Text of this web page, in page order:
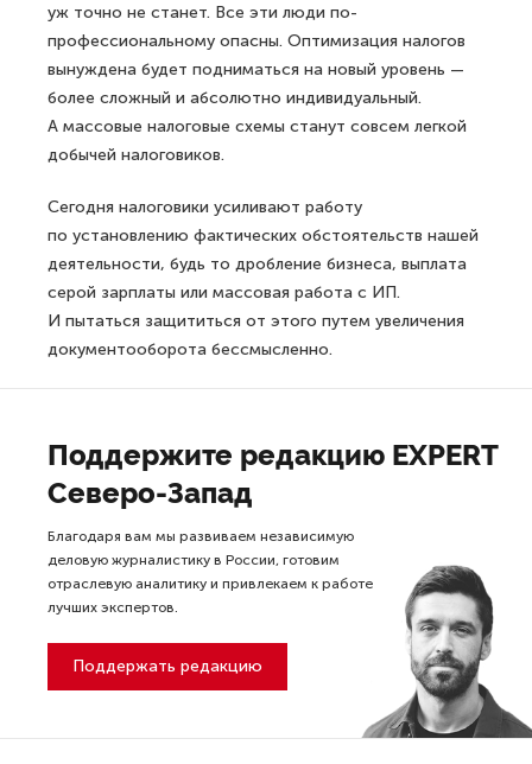
уж точно не станет. Все эти люди по-
профессиональному опасны. Оптимизация налогов
вынуждена будет подниматься на новый уровень —
более сложный и абсолютно индивидуальный.
А массовые налоговые схемы станут совсем легкой
добычей налоговиков.
Сегодня налоговики усиливают работу
по установлению фактических обстоятельств нашей
деятельности, будь то дробление бизнеса, выплата
серой зарплаты или массовая работа с ИП.
И пытаться защититься от этого путем увеличения
документооборота бессмысленно.
Поддержите редакцию EXPERT
Северо-Запад
Благодаря вам мы развиваем независимую
деловую журналистику в России, готовим
отраслевую аналитику и привлекаем к работе
лучших экспертов.
Поддержать редакцию